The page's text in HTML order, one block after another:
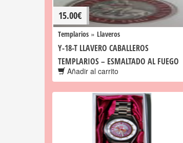
15.00€
Templarios » Llaveros
Y-18-T LLAVERO CABALLEROS
TEMPLARIOS – ESMALTADO AL FUEGO
Añadir al carrito